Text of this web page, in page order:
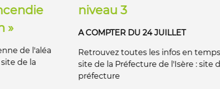
niveau 3
A COMPTER DU 24 JUILLET
Retrouvez toutes les infos en temps réel sur le
site de la Préfecture de l'Isère : site de la